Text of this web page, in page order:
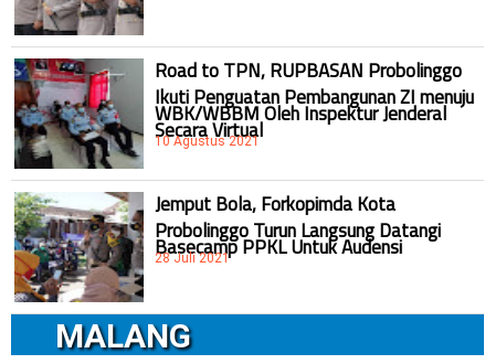
Road to TPN, RUPBASAN Probolinggo
Ikuti Penguatan Pembangunan ZI menuju
WBK/WBBM Oleh Inspektur Jenderal
Secara Virtual
10 Agustus 2021
Jemput Bola, Forkopimda Kota
Probolinggo Turun Langsung Datangi
Basecamp PPKL Untuk Audensi
28 Juli 2021
MALANG